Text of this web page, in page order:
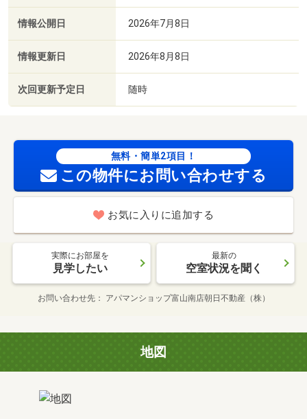
情報公開日 2026年7月8日
情報更新日 2026年8月8日
次回更新予定日 随時
無料・簡単2項目！
この物件にお問い合わせする
お気に入りに追加する
実際にお部屋を
見学したい
最新の
空室状況を聞く
お問い合わせ先 アパマンショップ富山南店朝日不動産（株）
地図